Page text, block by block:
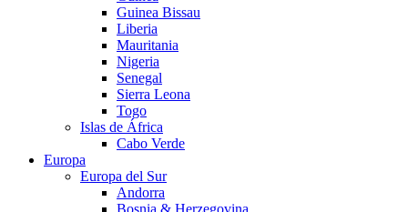
Guinea Bissau
Liberia
Mauritania
Nigeria
Senegal
Sierra Leona
Togo
Islas de África
Cabo Verde
Europa
Europa del Sur
Andorra
Bosnia & Herzegovina